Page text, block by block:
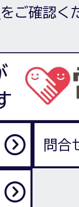
をご確認く
問合